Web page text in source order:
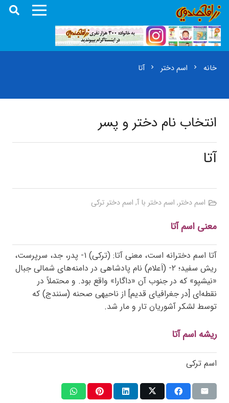
خانه chevron_right اسم دختر chevron_right آتا
انتخاب نام دختر و پسر
آتا
اسم دختر, اسم دختر با آ, اسم دختر ترکی
معنی اسم آتا
آتا اسم دخترانه است، معنی آتا: (ترکی) ۱- پدر، جد، سرپرست،
ریش سفید؛ ۲- (اَعلام) نام پادشاهی در دامنه‌های شمالی جبال
«نیشپو» که در جنوب آن «داگارا» واقع بود. و محتملاً در
نقطه‌ای [در جغرافیای قدیم] از ناحیهی صحنه (سنندج) که
توسط لشکر آشوریان تار و مار شد.
ریشه اسم آتا
اسم ترکی